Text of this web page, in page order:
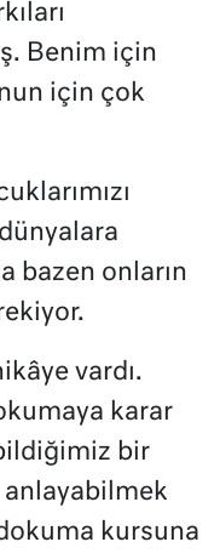
Benim için
için çok
bazen onların
vardı.
karar
bir
kursuna